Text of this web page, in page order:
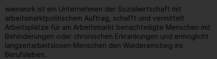
wienwork ist ein Unternehmen der Sozialwirtschaft mit
arbeitsmarktpolitischem Auftrag, schafft und vermittelt
Arbeitsplätze für am Arbeitsmarkt benachteiligte Menschen mit
Behinderungen oder chronischen Erkrankungen und ermöglicht
langzeitarbeitslosen Menschen den Wiedereinstieg ins
Berufsleben.